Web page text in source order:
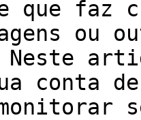
que faz
ou
conta